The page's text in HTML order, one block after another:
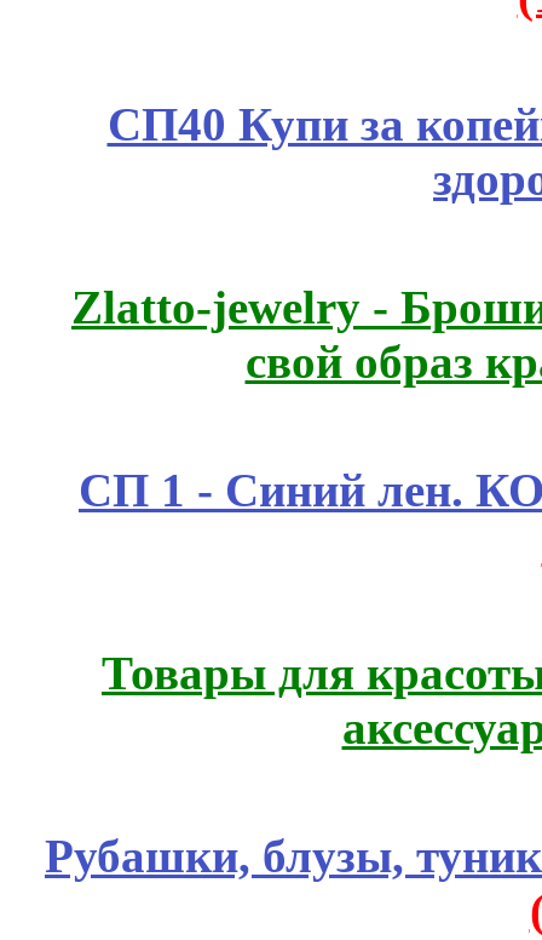
СП40 Купи за
Zlatto-jewelry -
свой образ
СП 1 - Синий лен.
Товары для
Рубашки, блузы,